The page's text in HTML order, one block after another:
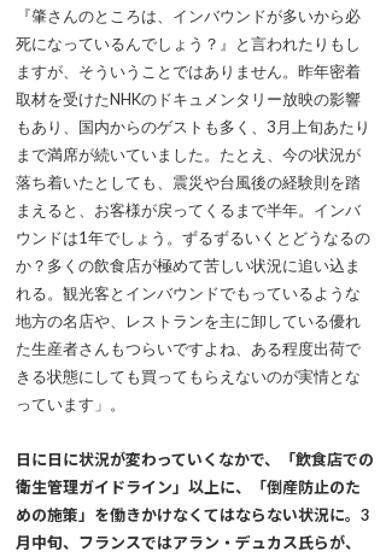
『肇さんのところは、インバウンドが多いから必
死になっているんでしょう？』と言われたりもし
ますが、そういうことではありません。昨年密着
取材を受けたNHKのドキュメンタリー放映の影響
もあり、国内からのゲストも多く、3月上旬あたり
まで満席が続いていました。たとえ、今の状況が
落ち着いたとしても、震災や台風後の経験則を踏
まえると、お客様が戻ってくるまで半年。インバ
ウンドは1年でしょう。ずるずるいくとどうなるの
か？多くの飲食店が極めて苦しい状況に追い込ま
れる。観光客とインバウンドでもっているような
地方の名店や、レストランを主に卸している優れ
た生産者さんもつらいですよね、ある程度出荷で
きる状態にしても買ってもらえないのが実情とな
っています」。
日に日に状況が変わっていくなかで、「飲食店での
衛生管理ガイドライン」以上に、「倒産防止のた
めの施策」を働きかけなくてはならない状況に。3
月中旬、フランスではアラン・デュカス氏らが、